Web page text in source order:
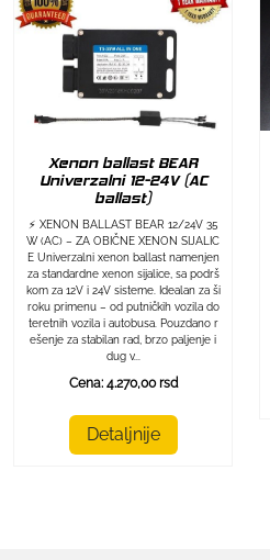
Xenon ballast BEAR
Univerzalni 12-24V (AC
ballast)
⚡ XENON BALLAST BEAR 12/24V 35
W (AC) – ZA OBIČNE XENON SIJALIC
E Univerzalni xenon ballast namenjen
za standardne xenon sijalice, sa podrš
kom za 12V i 24V sisteme. Idealan za ši
roku primenu – od putničkih vozila do
teretnih vozila i autobusa. Pouzdano r
ešenje za stabilan rad, brzo paljenje i
dug v...
Cena: 4.270,00 rsd
Detaljnije